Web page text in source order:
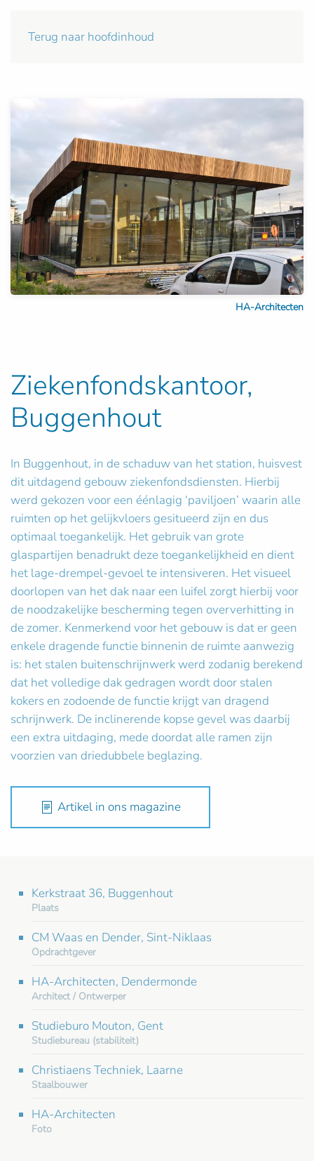
Terug naar hoofdinhoud
HA-Architecten
Ziekenfondskantoor,
Buggenhout
In Buggenhout, in de schaduw van het station, huisvest
dit uitdagend gebouw ziekenfondsdiensten. Hierbij
werd gekozen voor een éénlagig ‘paviljoen’ waarin alle
ruimten op het gelijkvloers gesitueerd zijn en dus
optimaal toegankelijk. Het gebruik van grote
glaspartijen benadrukt deze toegankelijkheid en dient
het lage-drempel-gevoel te intensiveren. Het visueel
doorlopen van het dak naar een luifel zorgt hierbij voor
de noodzakelijke bescherming tegen oververhitting in
de zomer. Kenmerkend voor het gebouw is dat er geen
enkele dragende functie binnenin de ruimte aanwezig
is: het stalen buitenschrijnwerk werd zodanig berekend
dat het volledige dak gedragen wordt door stalen
kokers en zodoende de functie krijgt van dragend
schrijnwerk. De inclinerende kopse gevel was daarbij
een extra uitdaging, mede doordat alle ramen zijn
voorzien van driedubbele beglazing.
Artikel in ons magazine
Kerkstraat 36, Buggenhout
Plaats
CM Waas en Dender, Sint-Niklaas
Opdrachtgever
HA-Architecten, Dendermonde
Architect / Ontwerper
Studieburo Mouton, Gent
Studiebureau (stabiliteit)
Christiaens Techniek, Laarne
Staalbouwer
HA-Architecten
Foto